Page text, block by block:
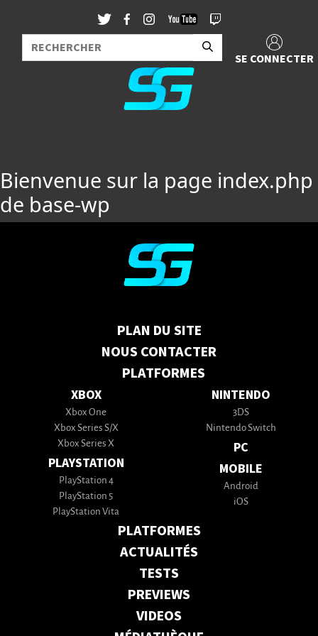
SE CONNECTER
Bienvenue sur la page index.php
de base-wp
PLAN DU SITE
NOUS CONTACTER
PLATFORMES
XBOX
Xbox One
Xbox Series S/X
Xbox Series X
PLAYSTATION
PlayStation 4
PlayStation 5
PlayStation Vita
NINTENDO
3DS
Nintendo Switch
PC
MOBILE
Android
iOS
PLATFORMES
ACTUALITÉS
TESTS
PREVIEWS
VIDEOS